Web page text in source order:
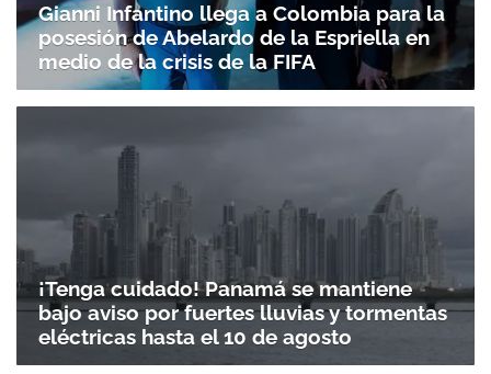
Gianni Infantino llega a Colombia para la
posesión de Abelardo de la Espriella en
medio de la crisis de la FIFA
¡Tenga cuidado! Panamá se mantiene
bajo aviso por fuertes lluvias y tormentas
eléctricas hasta el 10 de agosto